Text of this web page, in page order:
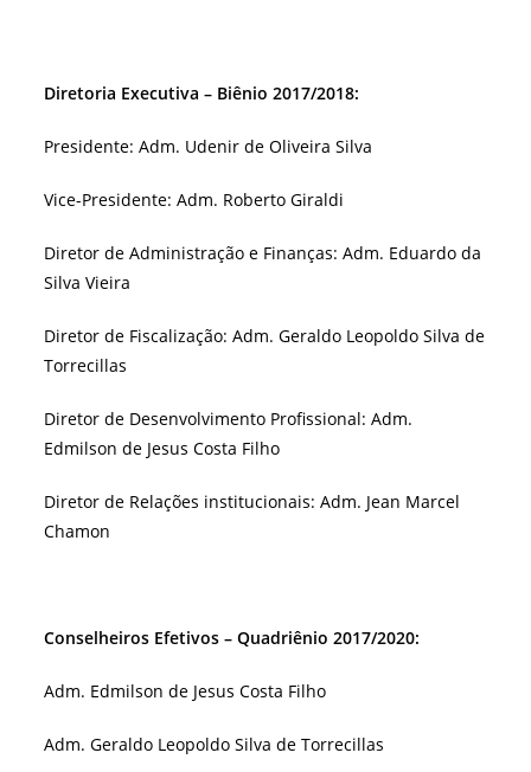
Diretoria Executiva – Biênio 2017/2018:
Presidente: Adm. Udenir de Oliveira Silva
Vice-Presidente: Adm. Roberto Giraldi
Diretor de Administração e Finanças: Adm. Eduardo da
Silva Vieira
Diretor de Fiscalização: Adm. Geraldo Leopoldo Silva de
Torrecillas
Diretor de Desenvolvimento Profissional: Adm.
Edmilson de Jesus Costa Filho
Diretor de Relações institucionais: Adm. Jean Marcel
Chamon
Conselheiros Efetivos – Quadriênio 2017/2020:
Adm. Edmilson de Jesus Costa Filho
Adm. Geraldo Leopoldo Silva de Torrecillas